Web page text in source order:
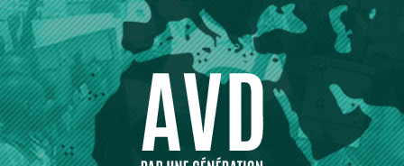
Aller
au
contenu